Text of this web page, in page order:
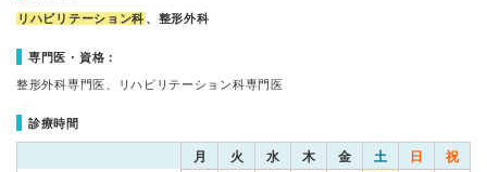
リハビリテーション科 、整形外科
専門医・資格：
整形外科専門医、リハビリテーション科専門医
診療時間
月 火 水 木 金 土 日 祝